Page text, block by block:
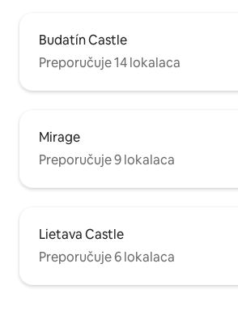
Budatín Castle
Preporučuje 14 lokalaca
Mirage
Preporučuje 9 lokalaca
Lietava Castle
Preporučuje 6 lokalaca